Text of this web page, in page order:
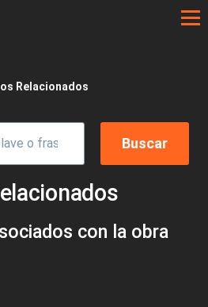
de ayuda a la
Relacionados
con la obra